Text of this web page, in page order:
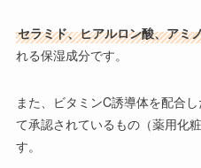
セラミド、ヒアルロン酸、アミ
れる保湿成分です。
また、 ビタミンC誘導体を配合し
て承認されているもの（薬用化
す。